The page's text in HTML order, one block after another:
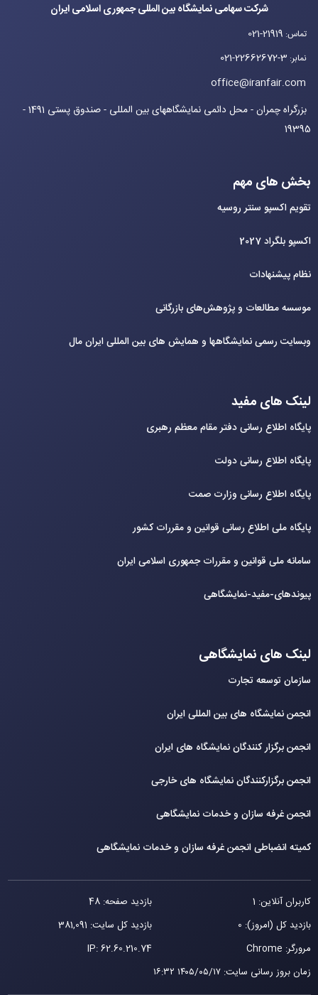
شرکت سهامی نمایشگاه بین المللی جمهوری اسلامی ایران
تماس:
021-21919
نمابر:
021-22662672-3
office@iranfair.com
بزرگراه چمران - محل دائمی نمایشگاههای بین المللی - صندوق پستی 1491 -
19395
بخش های مهم
تقویم اکسپو سنتر روسیه
اکسپو بلگراد 2027
نظام پیشنهادات
موسسه مطالعات و پژوهش‌های بازرگانی
وبسایت رسمی نمایشگاهها و همایش های بین‌ المللی ایران مال
لینک های مفید
پایگاه اطلاع رسانی دفتر مقام معظم رهبری
پایگاه اطلاع رسانی دولت
پایگاه اطلاع رسانی وزارت صمت
پایگاه ملی اطلاع رسانی قوانین و مقررات کشور
سامانه ملی قوانین و مقررات جمهوری اسلامی ایران
پیوندهای-مفید-نمایشگاهی
لینک های نمایشگاهی
سازمان توسعه تجارت
انجمن نمایشگاه های بین المللی ایران
انجمن برگزار کنندگان نمایشگاه های ایران
انجمن برگزارکنندگان نمایشگاه های خارجی
انجمن غرفه سازان و خدمات نمایشگاهی
کمیته انضباطی انجمن غرفه سازان و خدمات نمایشگاهی
کاربران آنلاین: 1
بازدید صفحه: 48
بازدید کل (امروز): 0
بازدید کل سایت: 381,091
مرورگر: Chrome
IP:62.60.210.74
زمان بروز رسانی سایت:۱۴۰۵/۰۵/۱۷ ۱۶:۳۲